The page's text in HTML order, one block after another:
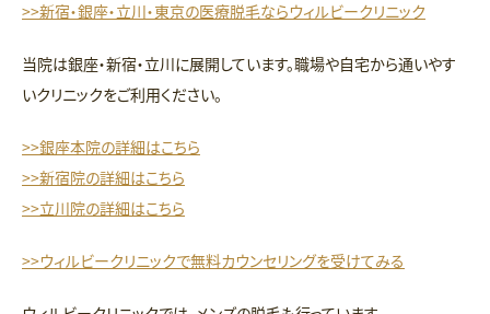
>>新宿・銀座・立川・東京の医療脱毛ならウィルビークリニック
当院は銀座・新宿・立川に展開しています。職場や自宅から通いやす
いクリニックをご利用ください。
>>銀座本院の詳細はこちら
>>新宿院の詳細はこちら
>>立川院の詳細はこちら
>>ウィルビークリニックで無料カウンセリングを受けてみる